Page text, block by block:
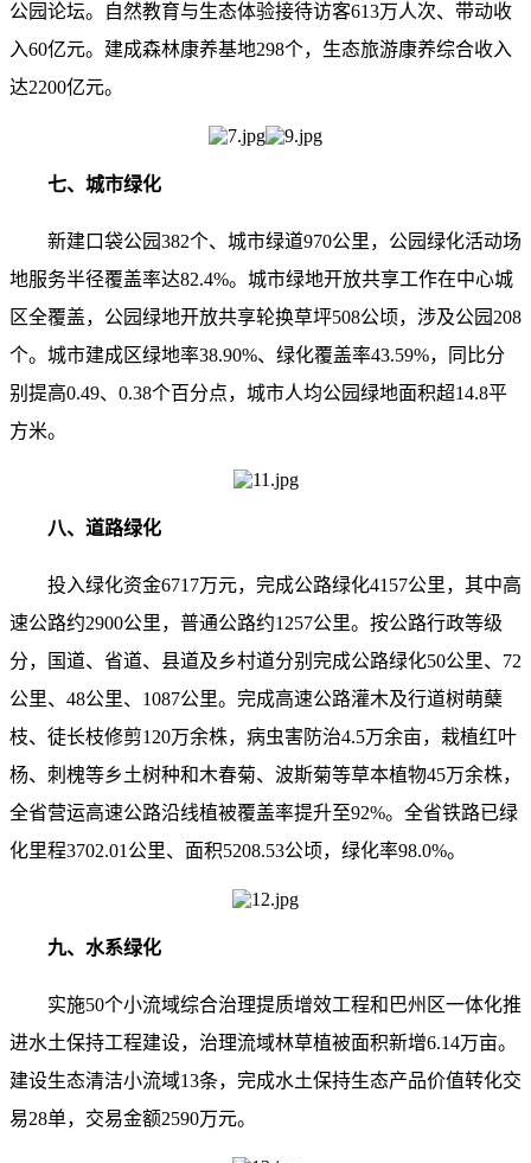
公园论坛。自然教育与生态体验接待访客613万人次、带动收
入60亿元。建成森林康养基地298个，生态旅游康养综合收入
达2200亿元。
七、城市绿化
新建口袋公园382个、城市绿道970公里，公园绿化活动场
地服务半径覆盖率达82.4%。城市绿地开放共享工作在中心城
区全覆盖，公园绿地开放共享轮换草坪508公顷，涉及公园208
个。城市建成区绿地率38.90%、绿化覆盖率43.59%，同比分
别提高0.49、0.38个百分点，城市人均公园绿地面积超14.8平
方米。
八、道路绿化
投入绿化资金6717万元，完成公路绿化4157公里，其中高
速公路约2900公里，普通公路约1257公里。按公路行政等级
分，国道、省道、县道及乡村道分别完成公路绿化50公里、72
公里、48公里、1087公里。完成高速公路灌木及行道树萌蘖
枝、徒长枝修剪120万余株，病虫害防治4.5万余亩，栽植红叶
杨、刺槐等乡土树种和木春菊、波斯菊等草本植物45万余株，
全省营运高速公路沿线植被覆盖率提升至92%。全省铁路已绿
化里程3702.01公里、面积5208.53公顷，绿化率98.0%。
九、水系绿化
实施50个小流域综合治理提质增效工程和巴州区一体化推
进水土保持工程建设，治理流域林草植被面积新增6.14万亩。
建设生态清洁小流域13条，完成水土保持生态产品价值转化交
易28单，交易金额2590万元。